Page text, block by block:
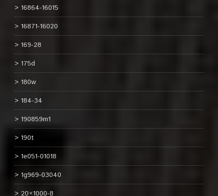
16864-16015
16871-16020
169-28
175d
180w
184-34
190859m1
190t
1e051-01018
1g969-03040
20×1000-8